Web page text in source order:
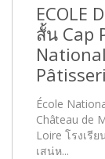
ECOLE
สั้น Cap
École
Château de
Loire โรงเรี
เสน่ห...